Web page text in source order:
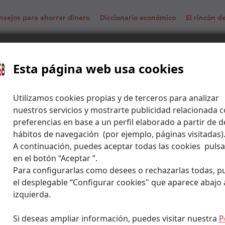
Esta página web usa cookies
Utilizamos cookies propias y de terceros para analizar
nuestros servicios y mostrarte publicidad relacionada
preferencias en base a un perfil elaborado a partir de
hábitos de navegación (por ejemplo, páginas visitadas).
A continuación, puedes aceptar todas las cookies
en el botón “Aceptar ”.
Para configurarlas como desees o rechazarlas todas,
el desplegable “Configurar cookies" que aparece abajo
izquierda.
Si deseas ampliar información, puedes visitar nuestra
para ahorrar dinero Diccionario económico El rincón
de World Wide Web: la evolución de la banca hasta ser 100%